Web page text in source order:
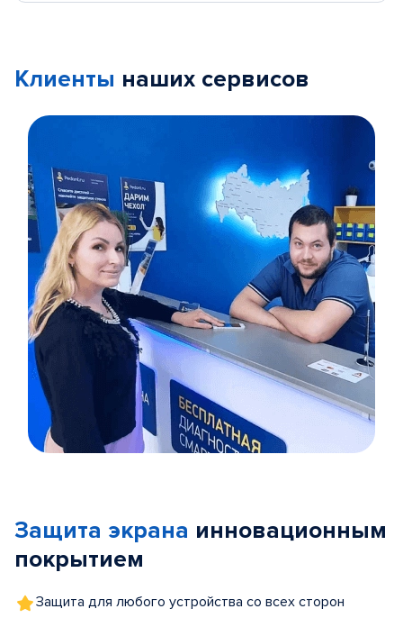
Клиенты наших сервисов
5
Защита экрана инновационным
покрытием
Защита для любого устройства со всех сторон